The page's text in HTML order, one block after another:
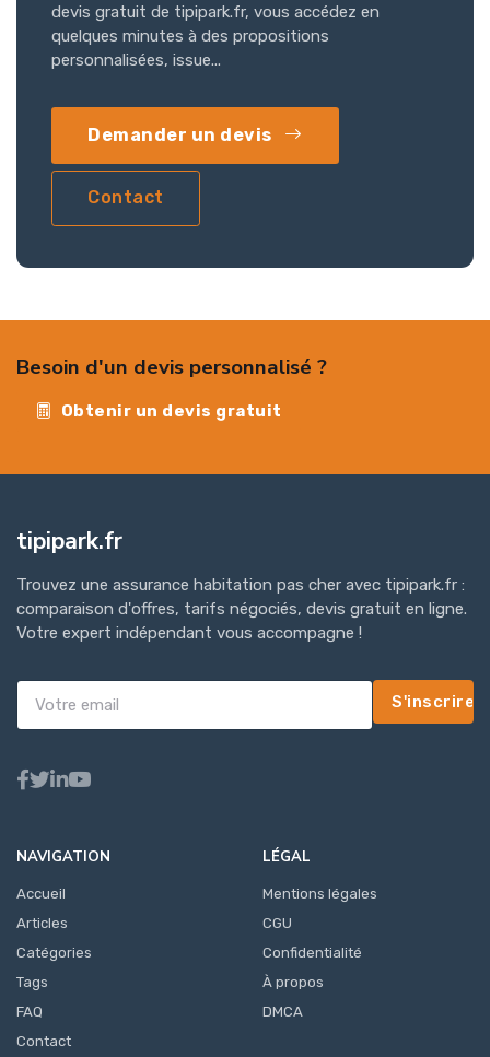
devis gratuit de tipipark.fr, vous accédez en
quelques minutes à des propositions
personnalisées, issue...
Demander un devis
Contact
Besoin d'un devis personnalisé ?
Obtenir un devis gratuit
tipipark.fr
Trouvez une assurance habitation pas cher avec tipipark.fr :
comparaison d'offres, tarifs négociés, devis gratuit en ligne.
Votre expert indépendant vous accompagne !
S'inscrire
NAVIGATION
Accueil
Articles
Catégories
Tags
FAQ
Contact
LÉGAL
Mentions légales
CGU
Confidentialité
À propos
DMCA